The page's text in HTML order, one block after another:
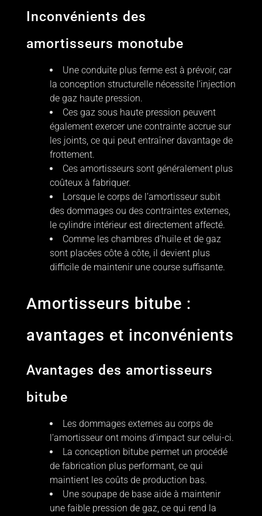
Inconvénients des
amortisseurs monotube
Une conduite plus ferme est à prévoir, car
la conception structurelle nécessite l’injection
de gaz haute pression.
Ces gaz sous haute pression peuvent
également exercer une contrainte accrue sur
les joints, ce qui peut entraîner davantage de
frottement.
Ces amortisseurs sont généralement plus
coûteux à fabriquer.
Lorsque le corps de l’amortisseur subit
des dommages ou des contraintes externes,
le cylindre intérieur est directement affecté.
Comme les chambres d’huile et de gaz
sont placées côte à côte, il devient plus
difficile de maintenir une course suffisante.
Amortisseurs bitube :
avantages et inconvénients
Avantages des amortisseurs
bitube
Les dommages externes au corps de
l’amortisseur ont moins d’impact sur celui-ci.
La conception bitube permet un procédé
de fabrication plus performant, ce qui
maintient les coûts de production bas.
Une soupape de base aide à maintenir
une faible pression de gaz, ce qui rend la